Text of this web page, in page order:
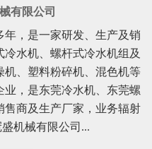
有限公司
，是一家研发、生产及销
水机、螺杆式冷水机组及
、塑料粉碎机、混色机等
，是东莞冷水机、东莞螺
商及生产厂家，业务辐射
机械有限公司...